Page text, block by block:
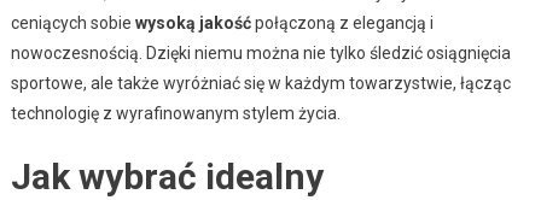
ceniących sobie wysoką jakośćpołączoną z elegancją i
nowoczesnością. Dzięki niemu można nie tylko śledzić osiągnięcia
sportowe, ale także wyróżniać się w każdym towarzystwie, łącząc
technologię z wyrafinowanym stylem życia.
Jak wybrać idealny